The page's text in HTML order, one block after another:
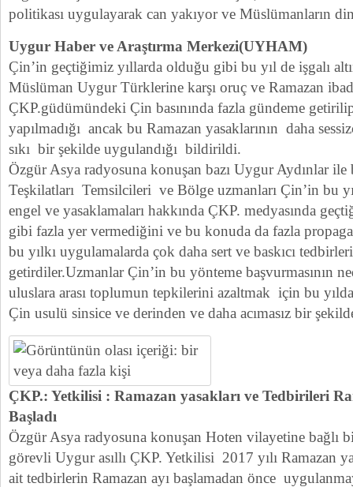
politikası uygulayarak can yakıyor ve Müslümanların
Uygur Haber ve Araştırma Merkezi(UYHAM)
Çin’in geçtiğimiz yıllarda olduğu gibi bu yıl de işgalı
Müslüman Uygur Türklerine karşı oruç ve Ramazan
ÇKP.güdümündeki Çin basınında fazla gündeme
yapılmadığı ancak bu Ramazan yasaklarının daha
sıkı bir şekilde uygulandığı bildirildi.
Özgür Asya radyosuna konuşan bazı Uygur Aydınlar
Teşkilatları Temsilcileri ve Bölge uzmanları Çin’in bu
engel ve yasaklamaları hakkında ÇKP. medyasında
gibi fazla yer vermediğini ve bu konuda da fazla
bu yılkı uygulamalarda çok daha sert ve baskıcı
getirdiler.Uzmanlar Çin’in bu yönteme başvurmasının
uluslara arası toplumun tepkilerini azaltmak için bu
Çin usulü sinsice ve derinden ve daha acımasız bir
ÇKP.: Yetkilisi : Ramazan yasakları ve Tedbirileri
Başladı
Özgür Asya radyosuna konuşan Hoten vilayetine bağlı
görevli Uygur asıllı ÇKP. Yetkilisi 2017 yılı Ramazan
ait tedbirlerin Ramazan ayı başlamadan önce